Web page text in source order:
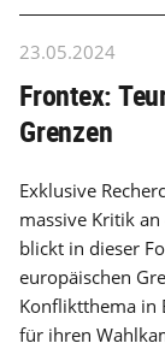
23.05.2024
Frontex:
Grenzen
Exklusive
massive Kritik an
blickt in dieser
europäischen
Konfliktthema in
für ihren